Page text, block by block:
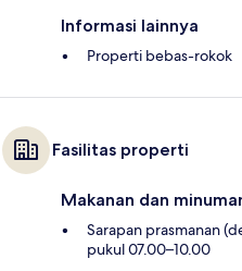
Informasi lainnya
Properti bebas-rokok
Fasilitas properti
Makanan dan
Sarapan prasmanan
pukul 07.00–10.00